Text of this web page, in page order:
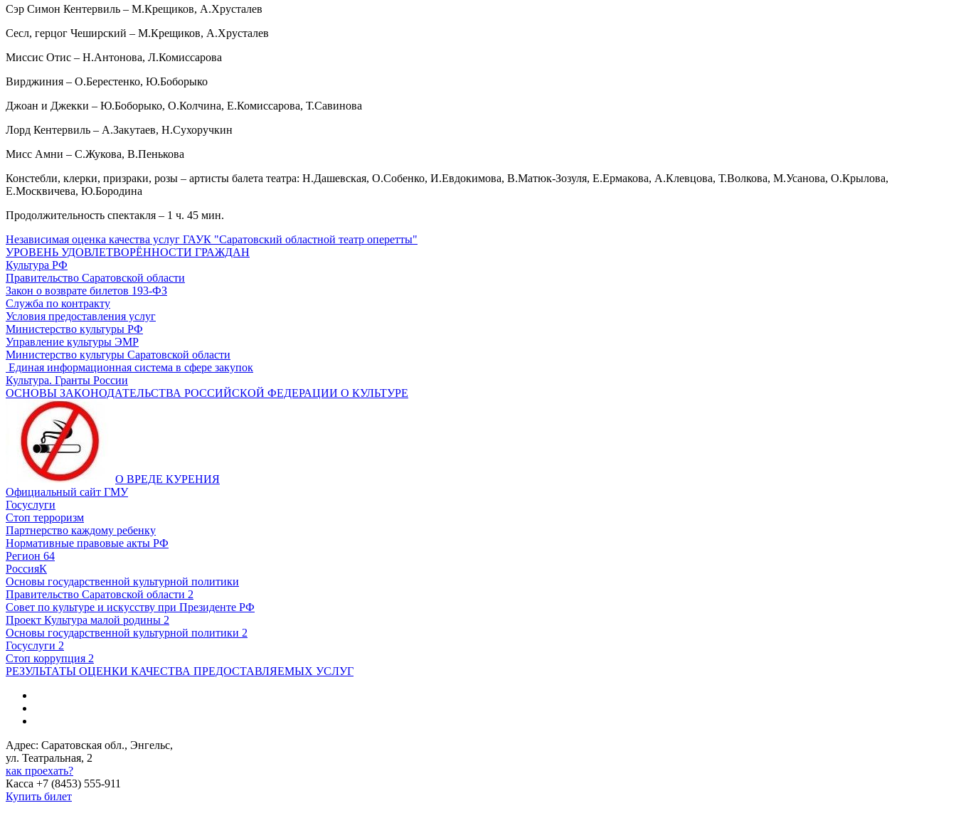
Сэр Симон Кентервиль – М.Крещиков, А.Хрусталев
Сесл, герцог Чеширский – М.Крещиков, А.Хрусталев
Миссис Отис – Н.Антонова, Л.Комиссарова
Вирджиния – О.Берестенко, Ю.Боборыко
Джоан и Джекки – Ю.Боборыко, О.Колчина, Е.Комиссарова, Т.Савинова
Лорд Кентервиль – А.Закутаев, Н.Сухоручкин
Мисс Амни – С.Жукова, В.Пенькова
Констебли, клерки, призраки, розы – артисты балета театра: Н.Дашевская, О.Собенко, И.Евдокимова, В.Матюк-Зозуля, Е.Ермакова, А.Клевцова, Т.Волкова, М.Усанова, О.Крылова,
Е.Москвичева, Ю.Бородина
Продолжительность спектакля – 1 ч. 45 мин.
Независимая оценка качества услуг ГАУК "Саратовский областной театр оперетты"
УРОВЕНЬ УДОВЛЕТВОРЁННОСТИ ГРАЖДАН
Культура РФ
Правительство Саратовской области
Закон о возврате билетов 193-ФЗ
Служба по контракту
Условия предоставления услуг
Министерство культуры РФ
Управление культуры ЭМР
Министерство культуры Саратовской области
Единая информационная система в сфере закупок
Культура. Гранты России
ОСНОВЫ ЗАКОНОДАТЕЛЬСТВА РОССИЙСКОЙ ФЕДЕРАЦИИ О КУЛЬТУРЕ
О ВРЕДЕ КУРЕНИЯ
Официальный сайт ГМУ
Госуслуги
Стоп терроризм
Партнерство каждому ребенку
Нормативные правовые акты РФ
Регион 64
РоссияК
Основы государственной культурной политики
Правительство Саратовской области 2
Совет по культуре и искусству при Президенте РФ
Проект Культура малой родины 2
Основы государственной культурной политики 2
Госуслуги 2
Стоп коррупция 2
РЕЗУЛЬТАТЫ ОЦЕНКИ КАЧЕСТВА ПРЕДОСТАВЛЯЕМЫХ УСЛУГ
Адрес: Саратовская обл., Энгельс,
ул. Театральная, 2
как проехать?
Касса +7 (8453) 555-911
Купить билет